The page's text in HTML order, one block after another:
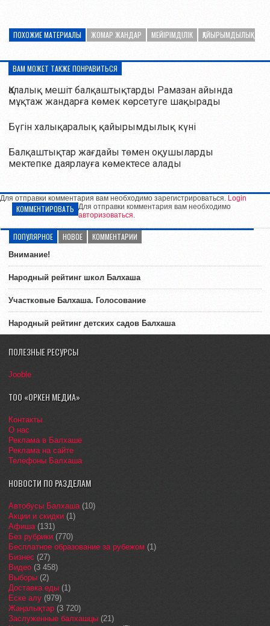
ПОХОЖИЕ МАТЕРИАЛЫ ЖОМАР ЖАНДАР МЕЙІРІМДІЛІК ҚАЙЫРЫМДЫЛЫҚ
ВАМ МОЖЕТ ТАКЖЕ ПОНРАВИТЬСЯ
Қалалық мешіт балқаштықтарды Рамазан айында
мұқтаж жандарға көмек көрсетуге шақырады
Бүгін халықаралық қайырымдылық күні
Балқаштықтар жағдайы төмен оқушыларды
мектепке даярлауға көмектесе алады
Для отправки комментария вам необходимо зарегистрироваться. Login
КОММЕНТИРОВАТЬ Для отправки комментария вам необходимо
авторизоваться.
ПОПУЛЯРНОЕ НОВОЕ КОММЕНТАРИИ
Внимание!
Народный рейтинг школ Балхаша
Участковые Балхаша. Голосование
Народный рейтинг детских садов Балхаша
ПОЛЕЗНЫЕ РЕСУРСЫ
Jooble
ТОО «ОРКЕН МЕДИА»
Контакты
О нас
Реклама в Балхаше
Реклама на сайте
Телефоны Балхаша
НОВОСТИ ПО РАЗДЕЛАМ
Автобусы Балхаша(10)
Акции и скидки (1)
Афиша(131)
Без рубрики (770)
Бесплатное образование за рубежом (1)
Бизнес (27)
Видео (3 458)
Выборы (2)
Доставка еды (1)
Еске алу (979)
Жаңалықтар (3 720)
Заслуженные балхашцы (21)